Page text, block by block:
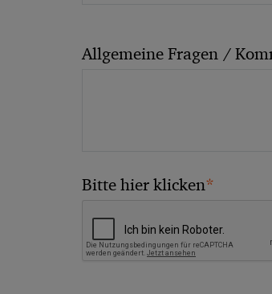
Allgemeine Fragen /
Bitte hier klicken*